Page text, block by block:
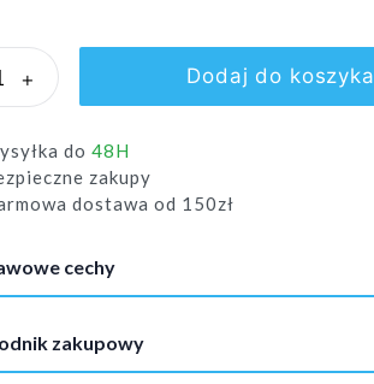
+ Dodaj do koszyka
do 48H
zakupy
dostawa od 150zł
cechy
zakupowy